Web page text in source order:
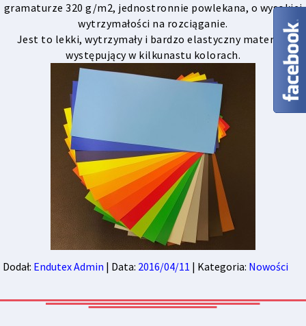
gramaturze 320 g/m2, jednostronnie powlekana, o wysokiej
wytrzymałości na rozciąganie.
Jest to lekki, wytrzymały i bardzo elastyczny materiał,
występujący w kilkunastu kolorach.
Dodał: Endutex Admin | Data: 2016/04/11 | Kategoria: Nowości